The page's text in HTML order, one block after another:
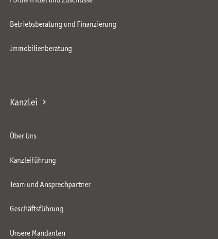
Betriebsberatung und Finanzierung
Immobilienberatung
Kanzlei
Über Uns
Kanzleiführung
Team und Ansprechpartner
Geschäftsführung
Unsere Mandanten